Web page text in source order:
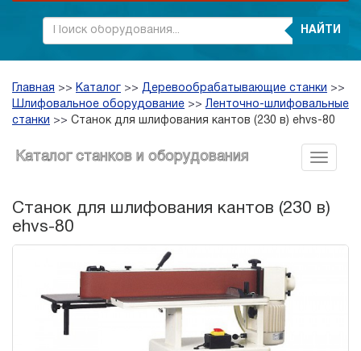
НАЙТИ
Главная >> Каталог >> Деревообрабатывающие станки >>
Шлифовальное оборудование >>Ленточно-шлифовальные
станки >> Станок для шлифования кантов (230 в) ehvs-80
Каталог станков и оборудования
Станок для шлифования кантов (230 в)
ehvs-80